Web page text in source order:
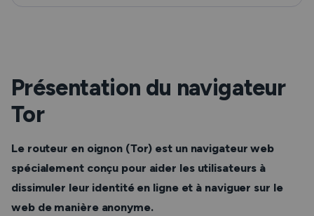
Présentation du navigateur
Tor
Le routeur en oignon (Tor) est un navigateur web
spécialement conçu pour aider les utilisateurs à
dissimuler leur identité en ligne et à naviguer sur le
web de manière anonyme.